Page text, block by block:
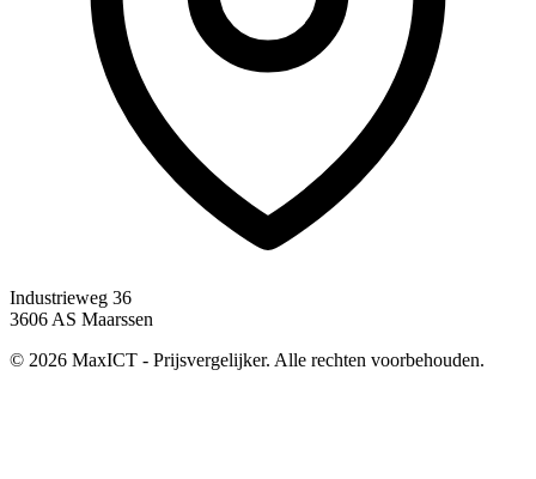
Industrieweg 36
3606 AS Maarssen
© 2026 MaxICT - Prijsvergelijker. Alle rechten voorbehouden.